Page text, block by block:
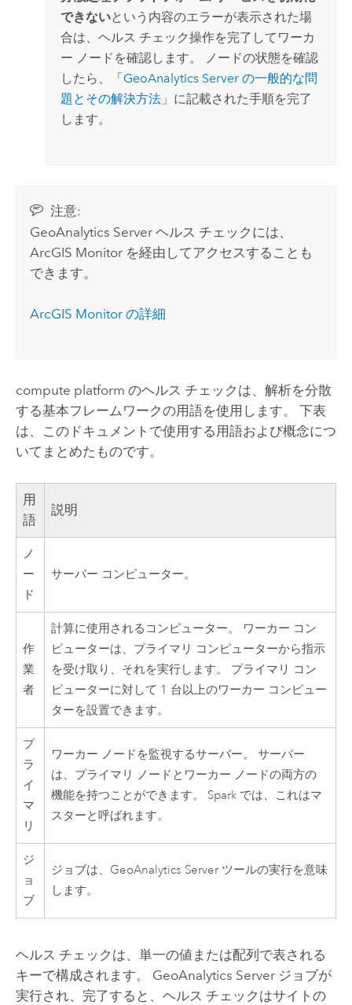
できないという内容のエラーが表示された場
合は、ヘルス チェック操作を完了してワーカ
ー ノードを確認します。 ノードの状態を確認
したら、「 GeoAnalytics Serverの一般的な問
題とその解決方法」に記載された手順を完了
します。
注意:
GeoAnalytics Server ヘルス チェックには、
ArcGIS Monitor を経由してアクセスすることも
できます。
ArcGIS Monitor の詳細
compute platform のヘルス チェックは、解析を分散
する基本フレームワークの用語を使用します。 下表
は、このドキュメントで使用する用語および概念につ
いてまとめたものです。
用
語
説明
ノ
ー
ド
サーバー コンピューター。
作
業
者
計算に使用されるコンピューター。 ワーカー コン
ピューターは、プライマリ コンピューターから指示
を受け取り、それを実行します。 プライマリ コン
ピューターに対して 1 台以上のワーカー コンピュー
ターを設置できます。
プ
ラ
イ
マ
リ
ワーカー ノードを監視するサーバー。 サーバー
は、プライマリ ノードとワーカー ノードの両方の
機能を持つことができます。 Spark では、これはマ
スターと呼ばれます。
ジ
ョ
ブ
ジョブは、 GeoAnalytics Server ツールの実行を意味
します。
ヘルス チェックは、単一の値または配列で表される
キーで構成されます。 GeoAnalytics Serverジョブが
実行され、完了すると、ヘルス チェックはサイトの